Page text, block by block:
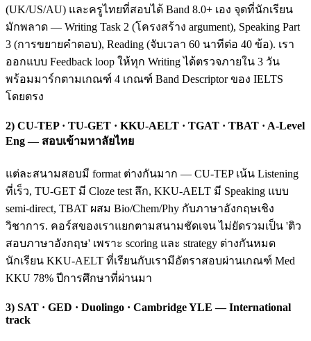
(UK/US/AU) และครูไทยที่สอบได้ Band 8.0+ เอง จุดที่นักเรียน
มักพลาด — Writing Task 2 (โครงสร้าง argument), Speaking Part
3 (การขยายคำตอบ), Reading (จับเวลา 60 นาทีต่อ 40 ข้อ). เรา
ออกแบบ Feedback loop ให้ทุก Writing ได้ตรวจภายใน 3 วัน
พร้อมมาร์กตามเกณฑ์ 4 เกณฑ์ Band Descriptor ของ IELTS
โดยตรง
2) CU-TEP · TU-GET · KKU-AELT · TGAT · TBAT · A-Level
Eng — สอบเข้ามหาลัยไทย
แต่ละสนามสอบมี format ต่างกันมาก — CU-TEP เน้น Listening
ที่เร็ว, TU-GET มี Cloze test ลึก, KKU-AELT มี Speaking แบบ
semi-direct, TBAT ผสม Bio/Chem/Phy กับภาษาอังกฤษเชิง
วิชาการ. คอร์สของเราแยกตามสนามชัดเจน ไม่ยัดรวมเป็น 'ติว
สอบภาษาอังกฤษ' เพราะ scoring และ strategy ต่างกันหมด
นักเรียน KKU-AELT ที่เรียนกับเรามีอัตราสอบผ่านเกณฑ์ Med
KKU 78% ปีการศึกษาที่ผ่านมา
3) SAT · GED · Duolingo · Cambridge YLE — International
track